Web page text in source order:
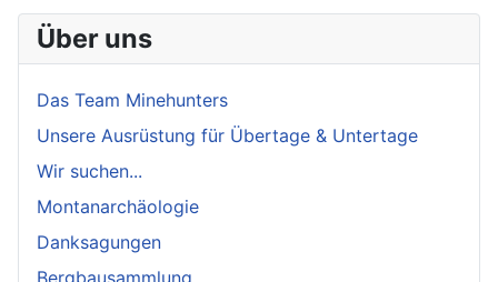
Über uns
Das Team Minehunters
Unsere Ausrüstung für Übertage & Untertage
Wir suchen...
Montanarchäologie
Danksagungen